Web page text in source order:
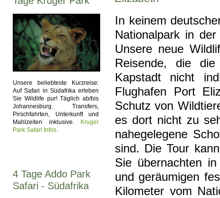
Unsere beliebteste Kurzreise:
Auf Safari in Südafrika erleben
Sie Wildlife pur! Täglich ab/bis
Johannesburg. Transfers,
Pirschfahrten, Unterkunft und
Mahlzeiten inklusive.
Kruger
Park Safari Infos.
4 Tage Addo Park
Safari - Südafrika
In keinem
Nationalpark in
Unsere neue
Reisende, die
Kapstadt nicht
Flughafen Port
Schutz von
es dort nicht zu
nahegelegene
sind. Die Tour
Sie übernachten
und geräumigen
Kilometer vom